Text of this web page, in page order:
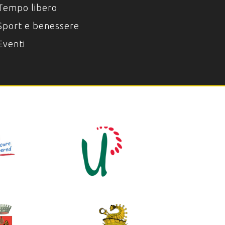
libero
e benessere